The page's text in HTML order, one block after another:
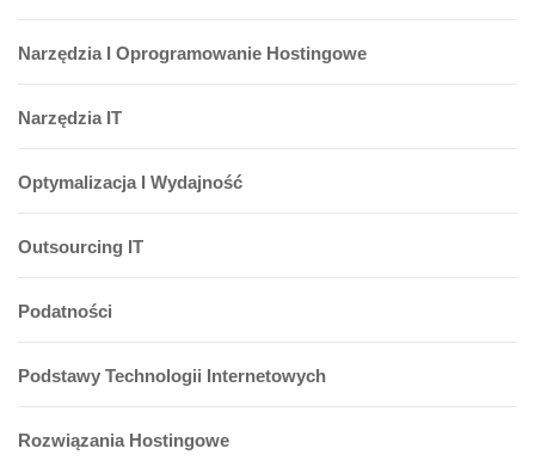
Narzędzia I Oprogramowanie Hostingowe
Narzędzia IT
Optymalizacja I Wydajność
Outsourcing IT
Podatności
Podstawy Technologii Internetowych
Rozwiązania Hostingowe